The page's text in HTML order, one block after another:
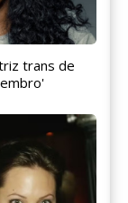
trans de